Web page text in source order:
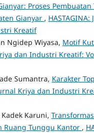
Proses
Gianyar ,
Kreatif
Ngidep Wiyasa, Motif
dan Industri Kreatif:
Sumantra, Karakter
Kriya dan Industri
Karuni,
Ruang Tunggu Kantor ,